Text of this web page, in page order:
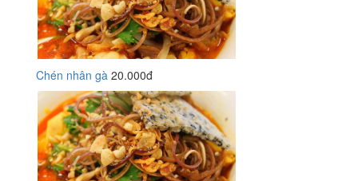
Chén nhân gà 20.000đ